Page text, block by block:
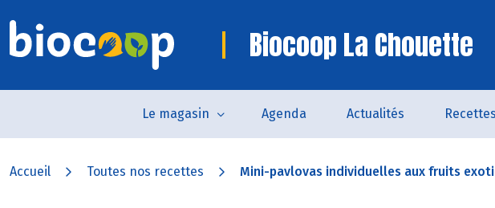
Biocoop La Chouette
Le magasin Agenda Actualités Recettes
Accueil Toutes nos recettes Mini-pavlovas individuelles aux fruits